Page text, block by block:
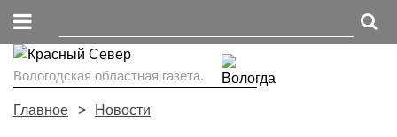
Вологодская областная газета.
Главное Новости